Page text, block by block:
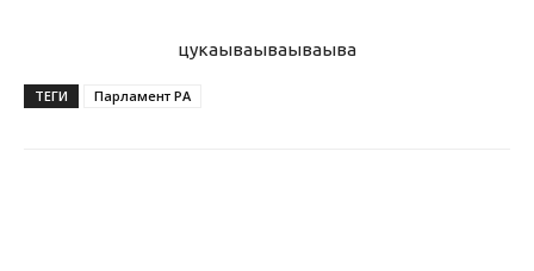
цукаываываываыва
ТЕГИ Парламент РА